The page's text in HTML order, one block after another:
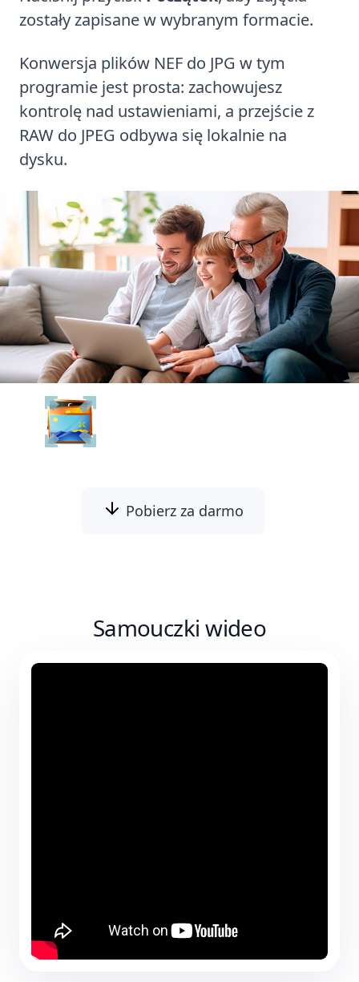
zostały zapisane w wybranym formacie.
Konwersja plików NEF do JPG w tym
programie jest prosta: zachowujesz
kontrolę nad ustawieniami, a przejście z
RAW do JPEG odbywa się lokalnie na
dysku.
Pobierz za darmo
Samouczki wideo